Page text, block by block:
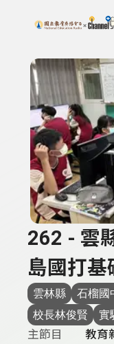
上方功能區塊
搜尋關鍵字：可輸
262 - 雲
島國打基
雲林縣 石榴國
校長林俊賢
實
主節目
教育